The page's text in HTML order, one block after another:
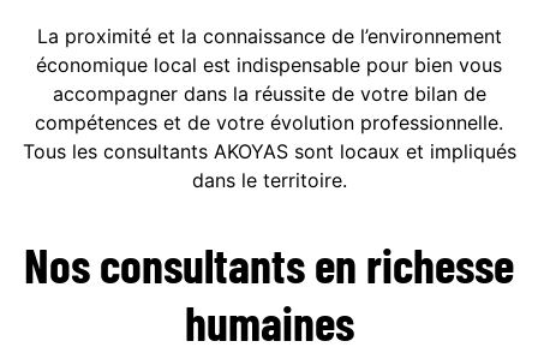
La proximité et la connaissance de l’environnement
économique local est indispensable pour bien vous
accompagner dans la réussite de votre bilan de
compétences et de votre évolution professionnelle.
Tous les consultants AKOYAS sont locaux et impliqués
dans le territoire.
Nos consultantsen richesse
humaines